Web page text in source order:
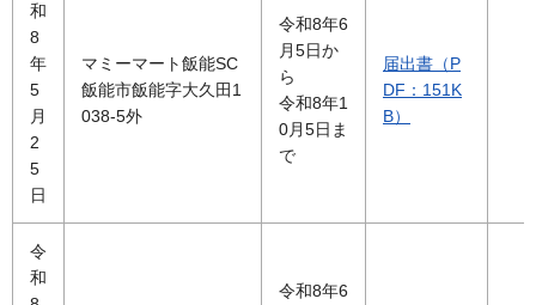
和
8
年
5
月
2
5
日
マミーマート飯能SC
飯能市飯能字大久田1
038-5外
令和8年6
月5日か
ら
令和8年1
0月5日ま
で
届出書（P
DF：151K
B）
令
和
令和8年6